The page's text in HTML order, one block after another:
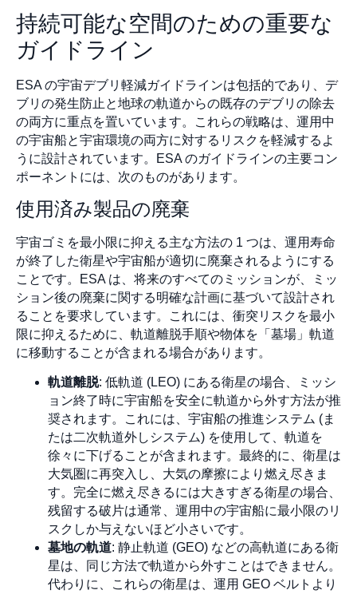
持続可能な空間のための重要な
ガイドライン
ESA の宇宙デブリ軽減ガイドラインは包括的であり、デ
ブリの発生防止と地球の軌道からの既存のデブリの除去
の両方に重点を置いています。これらの戦略は、運用中
の宇宙船と宇宙環境の両方に対するリスクを軽減するよ
うに設計されています。ESA のガイドラインの主要コン
ポーネントには、次のものがあります。
使用済み製品の廃棄
宇宙ゴミを最小限に抑える主な方法の 1 つは、運用寿命
が終了した衛星や宇宙船が適切に廃棄されるようにする
ことです。ESA は、将来のすべてのミッションが、ミッ
ション後の廃棄に関する明確な計画に基づいて設計され
ることを要求しています。これには、衝突リスクを最小
限に抑えるために、軌道離脱手順や物体を「墓場」軌道
に移動することが含まれる場合があります。
軌道離脱: 低軌道 (LEO) にある衛星の場合、ミッシ
ョン終了時に宇宙船を安全に軌道から外す方法が推
奨されます。これには、宇宙船の推進システム (ま
たは二次軌道外しシステム) を使用して、軌道を
徐々に下げることが含まれます。最終的に、衛星は
大気圏に再突入し、大気の摩擦により燃え尽きま
す。完全に燃え尽きるには大きすぎる衛星の場合、
残留する破片は通常、運用中の宇宙船に最小限のリ
スクしか与えないほど小さいです。
墓地の軌道: 静止軌道 (GEO) などの高軌道にある衛
星は、同じ方法で軌道から外すことはできません。
代わりに、これらの衛星は、運用 GEO ベルトより